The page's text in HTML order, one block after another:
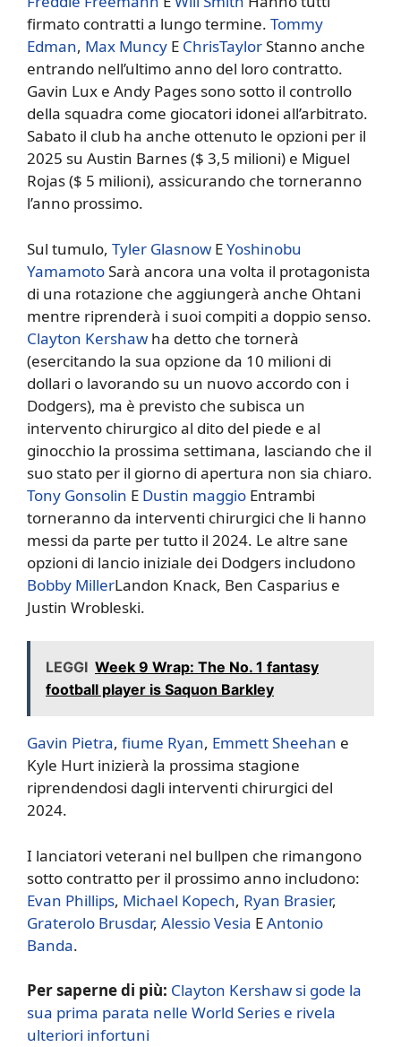
firmato contratti a lungo termine. Tommy
Edman, Max Muncy E ChrisTaylorStanno anche
entrando nell’ultimo anno del loro contratto.
Gavin Lux e Andy Pages sono sotto il controllo
della squadra come giocatori idonei all’arbitrato.
Sabato il club ha anche ottenuto le opzioni per il
2025 su Austin Barnes ($ 3,5 milioni) e Miguel
Rojas ($ 5 milioni), assicurando che torneranno
l’anno prossimo.
Sul tumulo, Tyler Glasnow EYoshinobu
YamamotoSarà ancora una volta il protagonista
di una rotazione che aggiungerà anche Ohtani
mentre riprenderà i suoi compiti a doppio senso.
Clayton Kershaw ha detto che tornerà
(esercitando la sua opzione da 10 milioni di
dollari o lavorando su un nuovo accordo con i
Dodgers), ma è previsto che subisca un
intervento chirurgico al dito del piede e al
ginocchio la prossima settimana, lasciando che il
suo stato per il giorno di apertura non sia chiaro.
Tony Gonsolin E Dustin maggio Entrambi
torneranno da interventi chirurgici che li hanno
messi da parte per tutto il 2024. Le altre sane
opzioni di lancio iniziale dei Dodgers includono
Bobby MillerLandon Knack, Ben Casparius e
Justin Wrobleski.
LEGGI Week 9 Wrap: The No. 1 fantasy
football player is Saquon Barkley
Gavin Pietra, fiume Ryan, Emmett Sheehan e
Kyle Hurt inizierà la prossima stagione
riprendendosi dagli interventi chirurgici del
2024.
I lanciatori veterani nel bullpen che rimangono
sotto contratto per il prossimo anno includono:
Evan Phillips, Michael Kopech, Ryan Brasier,
Graterolo Brusdar, Alessio Vesia EAntonio
Banda.
Per saperne di più: Clayton Kershaw si gode la
sua prima parata nelle World Series e rivela
ulteriori infortuni